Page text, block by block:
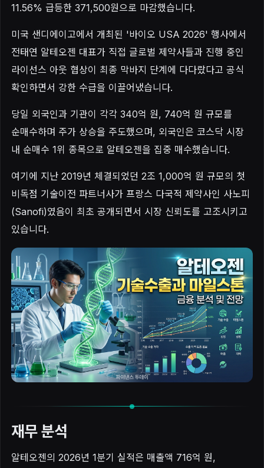
11.56% 급등한 371,500원으로 마감했습니다.
미국 샌디에이고에서 개최된 '바이오 USA 2026' 행사에서
전태연 알테오젠 대표가 직접 글로벌 제약사들과 진행 중인
라이선스 아웃 협상이 최종 막바지 단계에 다다랐다고 공식
확인하면서 강한 수급을 이끌어냈습니다.
당일 외국인과 기관이 각각 340억 원, 740억 원 규모를
순매수하며 주가 상승을 주도했으며, 외국인은 코스닥 시장
내 순매수 1위 종목으로 알테오젠을 집중 매수했습니다.
여기에 지난 2019년 체결되었던 2조 1,000억 원 규모의 첫
비독점 기술이전 파트너사가 프랑스 다국적 제약사인 사노피
(Sanofi)였음이 최초 공개되면서 시장 신뢰도를 고조시키고
있습니다.
재무 분석
알테오젠의 2026년 1분기 실적은 매출액 716억 원,